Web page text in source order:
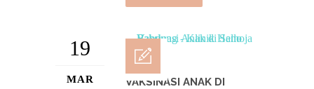
19
MAR
VAKSINASI ANAK DI